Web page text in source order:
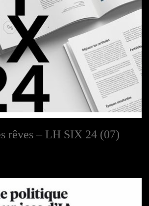
rêves – LH SIX 24 (07)